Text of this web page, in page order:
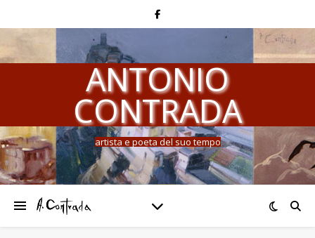
ANTONIO
CONTRADA
artista e poeta del suo tempo